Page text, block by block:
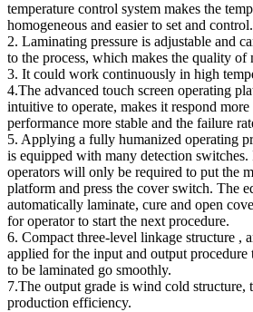
temperature control system makes the
homogeneous and easier to set and control.
2. Laminating pressure is adjustable and
to the process, which makes the quality of
3. It could work continuously in high
4.The advanced touch screen operating
intuitive to operate, makes it respond
performance more stable and the failure
5. Applying a fully humanized operating
is equipped with many detection
operators will only be required to put the
platform and press the cover switch. The
automatically laminate, cure and open
for operator to start the next procedure.
6. Compact three-level linkage structure ,
applied for the input and output procedure
to be laminated go smoothly.
7.The output grade is wind cold structure,
production efficiency.